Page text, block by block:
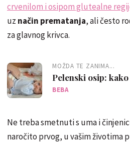
crvenilom i osipom glutealne
uz način prematanja, ali često
za glavnog krivca.
MOŽDA TE ZANIMA...
Pelenski osip:
BEBA
Ne treba smetnuti s uma i
naročito prvog, u vašim životima